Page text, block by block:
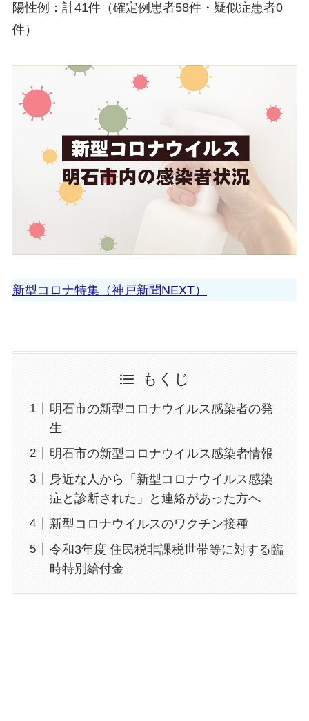
陽性例：計41件（確定例患者58件・疑似症患者0
件）
新型コロナ特集（神戸新聞NEXT）
もくじ
明石市の新型コロナウイルス感染者の発
生
明石市の新型コロナウイルス感染者情報
身近な人から「新型コロナウイルス感染
症と診断された」と連絡があった方へ
新型コロナウイルスのワクチン接種
令和3年度 住民税非課税世帯等に対する臨
時特別給付金